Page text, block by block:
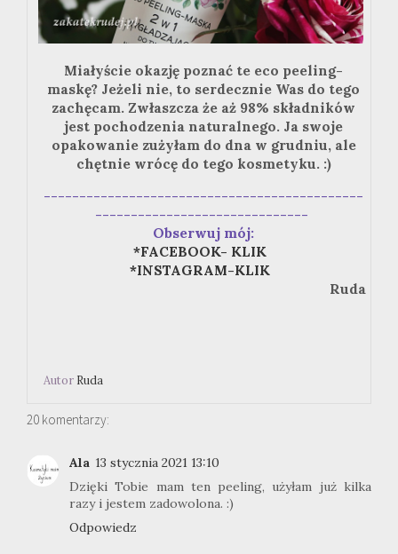
Miałyście okazję poznać te eco peeling-
maskę? Jeżeli nie, to serdecznie Was do tego
zachęcam. Zwłaszcza że aż 98% składników
jest pochodzenia naturalnego. Ja swoje
opakowanie zużyłam do dna w grudniu, ale
chętnie wrócę do tego kosmetyku. :)
---------------------------------------------
------------------------------
Obserwuj mój:
*FACEBOOK- KLIK
*INSTAGRAM-KLIK
Ruda
Autor Ruda
20 komentarzy:
Ala 13 stycznia 2021 13:10
Dzięki Tobie mam ten peeling, użyłam już kilka
razy i jestem zadowolona. :)
Odpowiedz